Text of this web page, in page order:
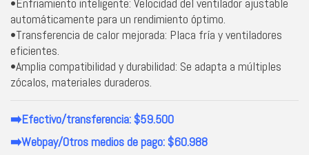
automáticamente para un rendimiento óptimo.
•Transferencia de calor mejorada: Placa fría y ventiladores
eficientes.
•Amplia compatibilidad y durabilidad: Se adapta a múltiples
zócalos, materiales duraderos.
➡️Efectivo/transferencia: $59.500
➡️Webpay/Otros medios de pago: $60.988